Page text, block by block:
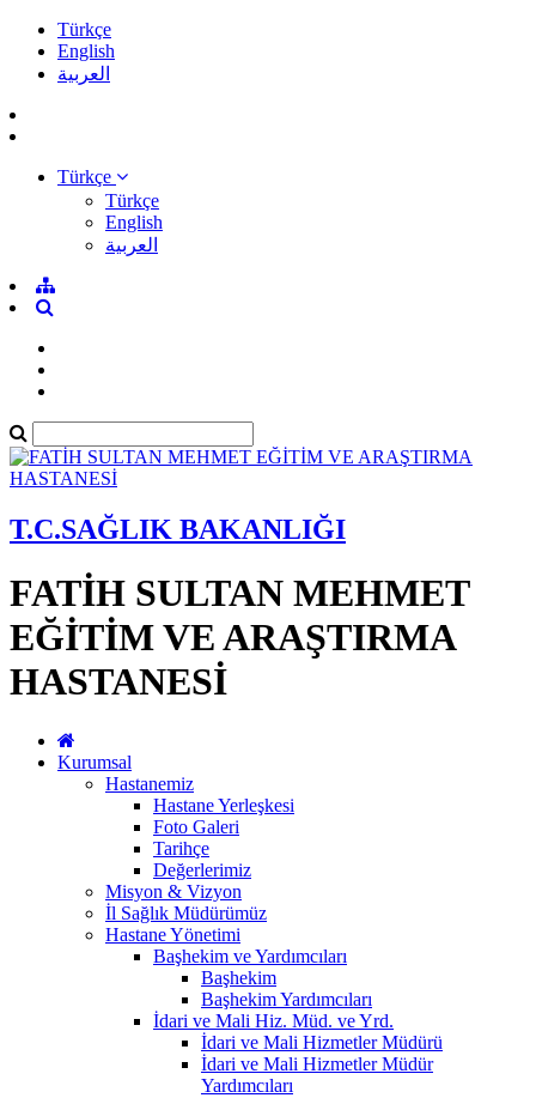
Türkçe
English
العربية
Türkçe
Türkçe
English
العربية
T.C.SAĞLIK BAKANLIĞI
FATİH SULTAN MEHMET
EĞİTİM VE ARAŞTIRMA
HASTANESİ
Kurumsal
Hastanemiz
Hastane Yerleşkesi
Foto Galeri
Tarihçe
Değerlerimiz
Misyon & Vizyon
İl Sağlık Müdürümüz
Hastane Yönetimi
Başhekim ve Yardımcıları
Başhekim
Başhekim Yardımcıları
İdari ve Mali Hiz. Müd. ve Yrd.
İdari ve Mali Hizmetler Müdürü
İdari ve Mali Hizmetler Müdür
Yardımcıları